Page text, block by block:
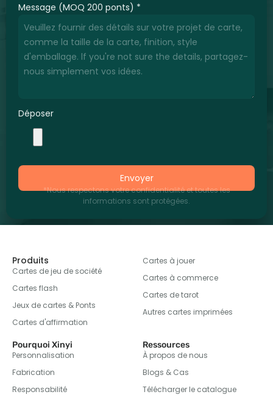
Message (MOQ 200 ponts) *
Déposer
Envoyer
*Nous respectons votre confidentialité et toutes les
informations sont protégées.
Produits
Cartes de jeu de société
Cartes flash
Jeux de cartes & Ponts
Cartes d'affirmation
Cartes à jouer
Cartes à commerce
Cartes de tarot
Autres cartes imprimées
Pourquoi Xinyi
Personnalisation
Fabrication
Responsabilité
Ressources
À propos de nous
Blogs & Cas
Télécharger le catalogue